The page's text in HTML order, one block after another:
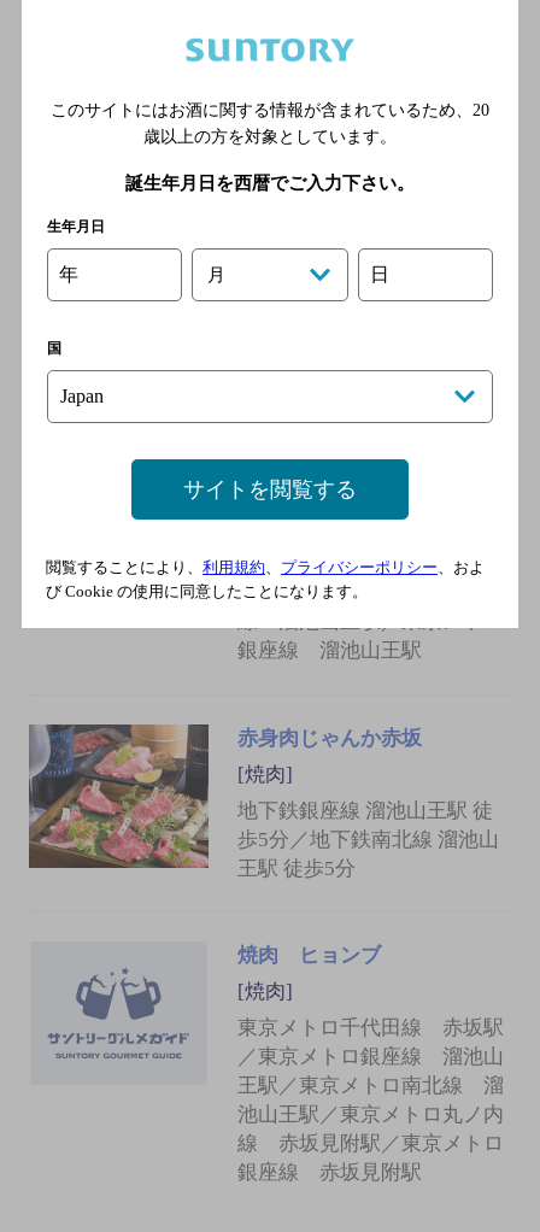
番出口より徒歩5分
赤坂 焼肉 うしや
王駅／東京メトロ南北線 溜
池山王駅／東京メトロ丸ノ内
東京メトロ千代田線 赤坂駅
見附駅／東京メトロ銀座線
赤坂見附駅／東京メトロ南北
銀座線 溜池山王駅
赤身肉じゃんか赤坂
[焼肉]
地下鉄銀座線 溜池山王駅 徒
歩5分／地下鉄南北線 溜池山
王駅 徒歩5分
焼肉 ヒョンブ
[焼肉]
東京メトロ千代田線 赤坂駅
／東京メトロ銀座線 溜池山
王駅／東京メトロ南北線 溜
池山王駅／東京メトロ丸ノ内
線 赤坂見附駅／東京メトロ
銀座線 赤坂見附駅
このサイトにはお酒に関する情報が含まれているため、 20
歳以上の方を対象としています。
誕生年月日を西暦でご入力下さい。
生年月日
年 月 日
国
サイトを閲覧する
閲覧することにより、 利用規約 プライバシーポリシー 、およ
び Cookie の使用に同意したことになります。